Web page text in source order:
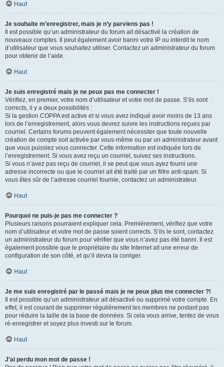
Haut
Je souhaite m’enregistrer, mais je n’y parviens pas !
Il est possible qu’un administrateur du forum ait désactivé la création de
nouveaux comptes. Il peut également avoir banni votre IP ou interdit le nom
d’utilisateur que vous souhaitez utiliser. Contactez un administrateur du forum
pour obtenir de l’aide.
Haut
Je suis enregistré mais je ne peux pas me connecter !
Vérifiez, en premier, votre nom d’utilisateur et votre mot de passe. S’ils sont
corrects, il y a deux possibilités :
Si la gestion COPPA est active et si vous avez indiqué avoir moins de 13 ans
lors de l’enregistrement, alors vous devrez suivre les instructions reçues par
courriel. Certains forums peuvent également nécessiter que toute nouvelle
création de compte soit activée par vous-même ou par un administrateur avant
que vous puissiez vous connecter. Cette information est indiquée lors de
l’enregistrement. Si vous avez reçu un courriel, suivez ses instructions.
Si vous n’avez pas reçu de courriel, il se peut que vous ayez fourni une
adresse incorrecte ou que le courriel ait été traité par un filtre anti-spam. Si
vous êtes sûr de l’adresse courriel fournie, contactez un administrateur.
Haut
Pourquoi ne puis-je pas me connecter ?
Plusieurs raisons pourraient expliquer cela. Premièrement, vérifiez que votre
nom d’utilisateur et votre mot de passe soient corrects. S’ils le sont, contactez
un administrateur du forum pour vérifier que vous n’avez pas été banni. Il est
également possible que le propriétaire du site Internet ait une erreur de
configuration de son côté, et qu’il devra la corriger.
Haut
Je me suis enregistré par le passé mais je ne peux plus me connecter ?!
Il est possible qu’un administrateur ait désactivé ou supprimé votre compte. En
effet, il est courant de supprimer régulièrement les membres ne postant pas
pour réduire la taille de la base de données. Si cela vous arrive, tentez de vous
ré-enregistrer et soyez plus investi sur le forum.
Haut
J’ai perdu mon mot de passe !